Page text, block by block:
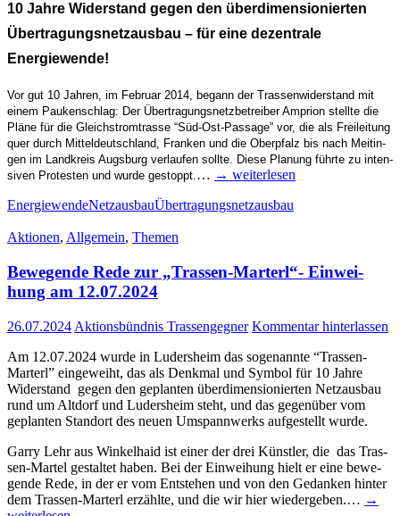
10 Jah­re Wider­stand gegen den über­di­men­sio­nier­ten
Über­tra­gungs­netz­aus­bau – für eine dezen­tra­le
Energiewende!
Vor gut 10 Jah­ren, im Febru­ar 2014, begann der Tras­sen­wi­der­stand mit
einem Pau­ken­schlag: Der Über­tra­gungs­netz­be­trei­ber Ampri­on stell­te die
Plä­ne für die Gleich­strom­tras­se “Süd-Ost-Pas­­sa­­ge” vor, die als Frei­lei­tung
quer durch Mit­tel­deutsch­land, Fran­ken und die Ober­pfalz bis nach Meit­in­
gen im Land­kreis Augs­burg ver­lau­fen soll­te. Die­se Pla­nung führ­te zu inten­
si­ven Pro­tes­ten und wur­de gestoppt.… → wei­ter­le­sen
EnergiewendeNetzausbauÜbertragungsnetzausbau
Aktionen, Allgemein, Themen
Bewe­gen­de Rede zur „Tras­sen-Mar­terl“- Ein­wei­
hung am 12.07.2024
26.07.2024 Aktionsbündnis Trassengegner Kommentar hinterlassen
Am 12.07.2024 wur­de in Luders­heim das soge­nann­te “Tras­­sen-
Mar­­terl” ein­ge­weiht, das als Denk­mal und Sym­bol für 10 Jah­re
Wider­stand gegen den geplan­ten über­di­men­sio­nier­ten Netz­aus­bau
rund um Alt­dorf und Luders­heim steht, und das gegen­über vom
geplan­ten Stand­ort des neu­en Umspann­werks auf­ge­stellt wurde.
Gar­ry Lehr aus Win­kel­haid ist einer der drei Künst­ler, die das Tras­­
sen-Mar­­tel gestal­tet haben. Bei der Ein­wei­hung hielt er eine bewe­
gen­de Rede, in der er vom Ent­ste­hen und von den Gedan­ken hin­ter
dem Tras­­sen-Mar­­terl erzähl­te, und die wir hier wie­der­ge­ben.… →